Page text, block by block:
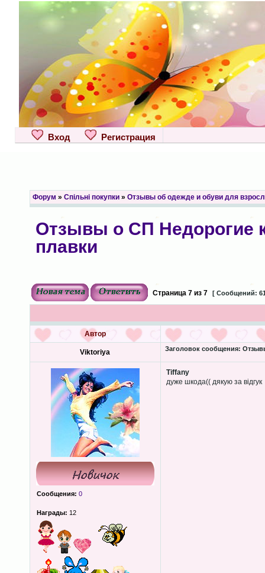
Вход Регистрация
Форум » Спільні покупки» Отзывы об одежде и обуви для
Отзывы о СП Недорогие
плавки
Страница 7из 7 [ Сообщений:
Автор
Viktoriya Заголовок сообщения:
Сообщения: 0
Награды: 12
Tiffany
дуже шкода(( дякую за відгук